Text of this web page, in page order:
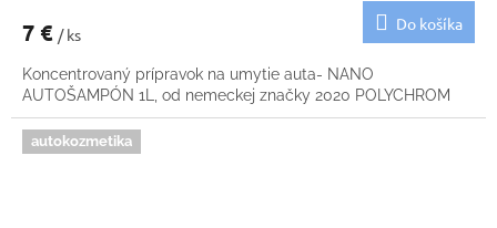
7 € / ks
Do košíka
Koncentrovaný prípravok na umytie auta- NANO
AUTOŠAMPÓN 1L, od nemeckej značky 2020 POLYCHROM
autokozmetika